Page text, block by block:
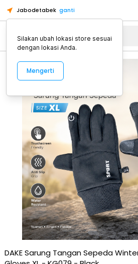
Jabodetabek ganti
Alat Kopi
DAKE Sarung Tangan Sepeda
Silakan ubah lokasi store sesuai
dengan lokasi Anda.
Mengerti